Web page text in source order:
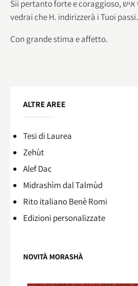
Sii pertanto forte e coraggioso, לא תאגור דבר מפני איש e
vedrai che H. indirizzerà i Tuoi passi.
Con grande stima e affetto.
ALTRE AREE
Tesi di Laurea
Zehùt
Alef Dac
Midrashìm dal Talmùd
Rito italiano Benè Romi​
Edizioni personalizzate
NOVITÀ MORASHÀ